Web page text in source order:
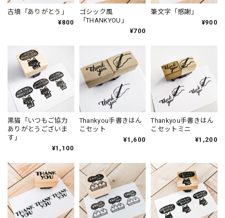
古墳「ありがとう」
¥800
ゴシック風
「THANKYOU」
¥700
筆文字「感謝」
¥900
黒猫「いつもご協力
ありがとうございま
す」
¥1,100
Thankyou手書きはん
こセット
¥1,600
Thankyou手書きはん
こセットミニ
¥1,200